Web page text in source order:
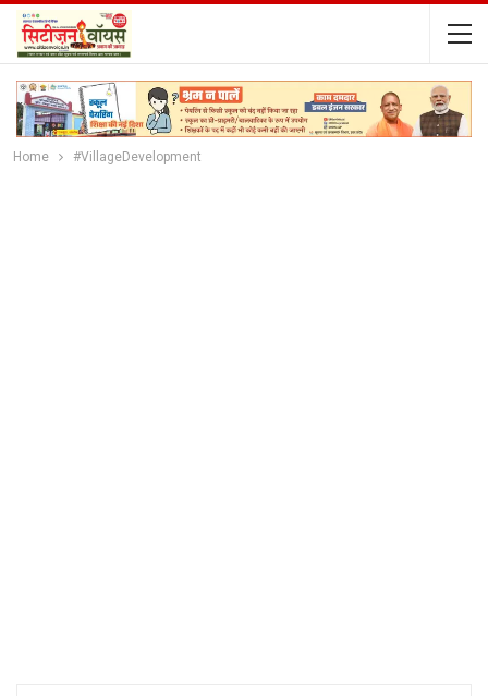
Home #VillageDevelopment